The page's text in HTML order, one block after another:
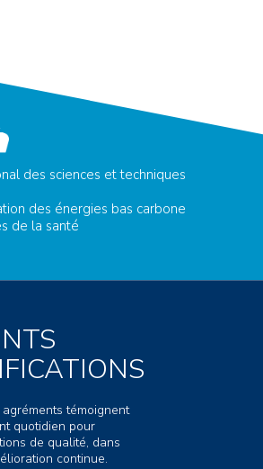
des sciences et techniques
des énergies bas carbone
de la santé
témoignent
quotidien pour
de qualité, dans
continue.